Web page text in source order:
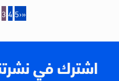
34 5›»
اشترك في